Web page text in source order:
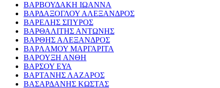
ΒΑΡΒΟΥΔΑΚΗ ΙΩΑΝΝΑ
ΒΑΡΔΑΞΟΓΛΟΥ ΑΛΕΞΑΝΔΡΟΣ
ΒΑΡΕΛΗΣ ΣΠΥΡΟΣ
ΒΑΡΘΑΛΙΤΗΣ ΑΝΤΩΝΗΣ
ΒΑΡΘΗΣ ΑΛΕΞΑΝΔΡΟΣ
ΒΑΡΛΑΜΟΥ ΜΑΡΓΑΡΙΤΑ
ΒΑΡΟΥΞΗ ΑΝΘΗ
ΒΑΡΣΟΥ ΕΥΑ
ΒΑΡΤΑΝΗΣ ΛΑΖΑΡΟΣ
ΒΑΣΑΡΔΑΝΗΣ ΚΩΣΤΑΣ